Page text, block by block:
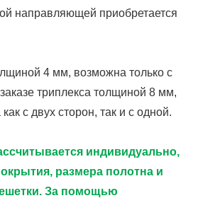
направляющей приобретается
4 мм, возможна только с
триплекса толщиной 8 мм,
с двух сторон, так и с одной.
индивидуально,
размера полотна и
За помощью